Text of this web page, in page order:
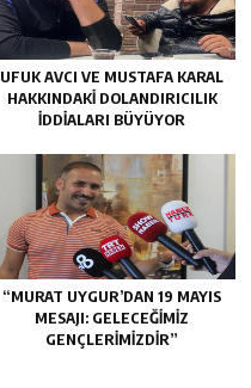
UFUK AVCI VE MUSTAFA KARAL
HAKKINDAKI DOLANDIRICILIK
İDDIALARI BÜYÜYOR
“MURAT UYGUR’DAN 19 MAYIS
MESAJI: GELECEĞIMIZ
GENÇLERIMIZDIR”